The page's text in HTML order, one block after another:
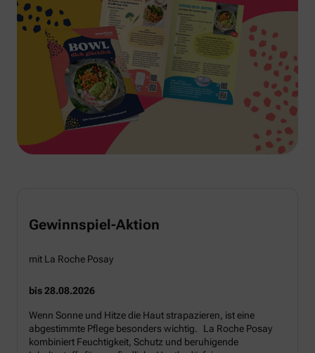
Gewinnspiel-Aktion
mit La Roche Posay
bis 28.08.2026
Wenn Sonne und Hitze die Haut strapazieren, ist eine
abgestimmte Pflege besonders wichtig. La Roche Posay
kombiniert Feuchtigkeit, Schutz und beruhigende